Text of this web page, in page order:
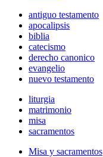
antiguo testamento
apocalipsis
biblia
catecismo
derecho canonico
evangelio
nuevo testamento
liturgia
matrimonio
misa
sacramentos
Misa y sacramentos